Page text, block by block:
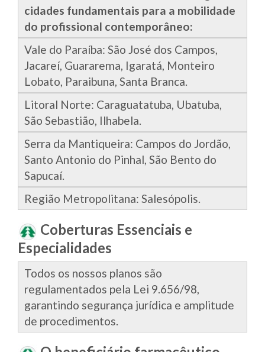
cidades fundamentais para a mobilidade
do profissional contemporâneo:
Vale do Paraíba: São José dos Campos,
Jacareí, Guararema, Igaratá, Monteiro
Lobato, Paraibuna, Santa Branca.
Litoral Norte: Caraguatatuba, Ubatuba,
São Sebastião, Ilhabela.
Serra da Mantiqueira: Campos do Jordão,
Santo Antonio do Pinhal, São Bento do
Sapucaí.
Região Metropolitana: Salesópolis.
Coberturas Essenciais e
Especialidades
Todos os nossos planos são
regulamentados pela Lei 9.656/98,
garantindo segurança jurídica e amplitude
de procedimentos.